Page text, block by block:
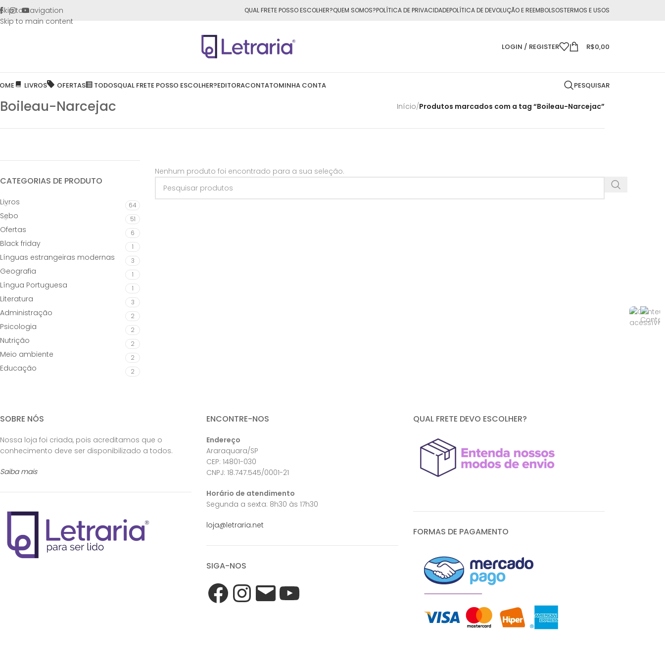
Skip to navigation
Skip to main content
para todo o Brasil nas compras acima de R$50,00
QUAL FRETE POSSO ESCOLHER?QUEM SOMOS?POLÍTICA DE PRIVACIDADEPOLÍTICA DE DEVOLUÇÃO E REEMBOLSOSTERMOS E USOS
LOGIN / REGISTER R$0,00
LIVROS OFERTAS TODOSQUAL FRETE POSSO ESCOLHER?EDITORACONTATOMINHA CONTA PESQUISAR
Boileau-Narcejac Início/Produtos marcados com a tag “Boileau-Narcejac”
CATEGORIAS DE PRODUTO
Livros 64
Sebo 51
Ofertas 6
Black friday 1
Línguas estrangeiras modernas 3
Geografia 1
Língua Portuguesa 1
Literatura 3
Administração 2
Psicologia 2
Nutrição 2
Meio ambiente 2
Educação 2
Nenhum produto foi encontrado para a sua seleção.
SOBRE NÓS
Nossa loja foi criada, pois acreditamos que o
conhecimento deve ser disponibilizado a todos.
Saiba mais
ENCONTRE-NOS
Endereço
Araraquara/SP
CEP: 14801-030
CNPJ: 18.747.545/0001-21
Horário de atendimento
Segunda a sexta: 8h30 às 17h30
loja@letraria.net
SIGA-NOS
QUAL FRETE DEVO ESCOLHER?
FORMAS DE PAGAMENTO